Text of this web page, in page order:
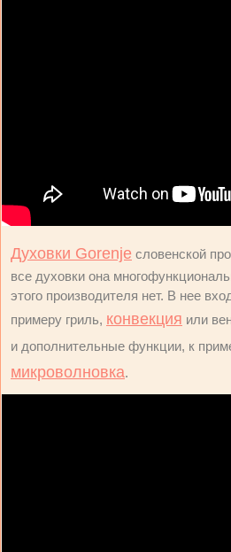
Духовки Gorenje словенской
все духовки она
этого производителя нет. В нее
примеру гриль, конвекция или
и дополнительные функции, к
микроволновка.